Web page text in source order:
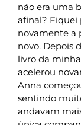
não era uma
afinal? Fiquei
novamente a
novo. Depois
livro da
acelerou
Anna
sentindo
andavam